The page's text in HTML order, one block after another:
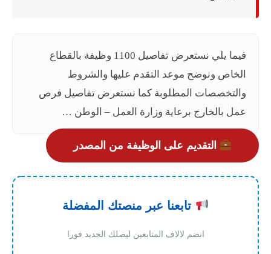
فيما يلي نستعرض تفاصيل 1100 وظيفة بالقطاع
الخاص ونوضح موعد التقدم عليها والشروط
والتخصصات المطلوبة كما نستعرض تفاصيل فرص
عمل بالخارج برعاية وزارة العمل – الوطن …
التقديم على الوظيفة من المصدر
تابعنا عبر منصتك المفضلة
انضم لالاف المتابعين ليصلك الجديد فورا